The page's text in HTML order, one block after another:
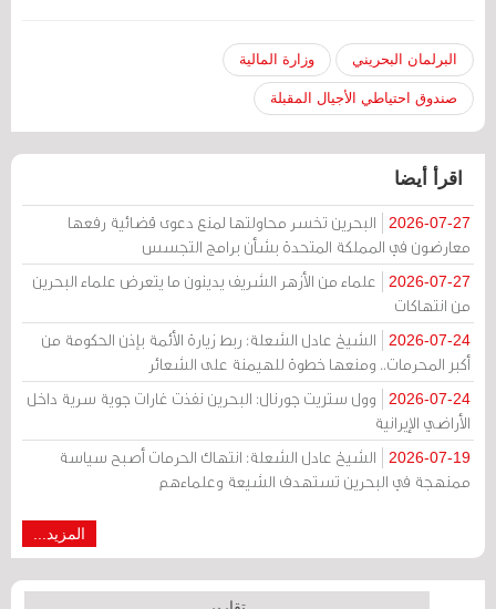
البرلمان البحريني وزارة المالية
صندوق احتياطي الأجيال المقبلة
اقرأ أيضا
2026-07-27
البحرين تخسر محاولتها لمنع دعوى قضائية رفعها
معارضون في المملكة المتحدة بشأن برامج التجسس
2026-07-27
علماء من الأزهر الشريف يدينون ما يتعرض علماء البحرين
من انتهاكات
2026-07-24
الشيخ عادل الشعلة: ربط زيارة الأئمة بإذن الحكومة من
أكبر المحرمات.. ومنعها خطوة للهيمنة على الشعائر
2026-07-24
وول ستريت جورنال: البحرين نفذت غارات جوية سرية داخل
الأراضي الإيرانية
2026-07-19
الشيخ عادل الشعلة: انتهاك الحرمات أصبح سياسة
ممنهجة في البحرين تستهدف الشيعة وعلماءهم
المزيد...